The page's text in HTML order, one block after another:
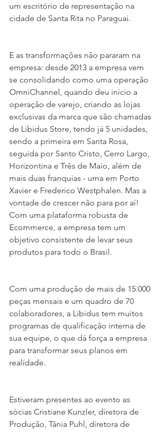
um escritório de representação na
cidade de Santa Rita no Paraguai.
E as transformações não pararam na
empresa: desde 2013 a empresa vem
se consolidando como uma operação
OmniChannel, quando deu início a
operação de varejo, criando as lojas
exclusivas da marca que são chamadas
de Libidus Store, tendo já 5 unidades,
sendo a primeira em Santa Rosa,
seguida por Santo Cristo, Cerro Largo,
Horizontina e Três de Maio, além de
mais duas franquias - uma em Porto
Xavier e Frederico Westphalen. Mas a
vontade de crescer não para por aí!
Com uma plataforma robusta de
Ecommerce, a empresa tem um
objetivo consistente de levar seus
produtos para todo o Brasil.
Com uma produção de mais de 15.000
peças mensais e um quadro de 70
colaboradores, a Libidus tem muitos
programas de qualificação interna de
sua equipe, o que dá força a empresa
para transformar seus planos em
realidade.
Estiveram presentes ao evento as
sócias Cristiane Kunzler, diretora de
Produção, Tânia Puhl, diretora de